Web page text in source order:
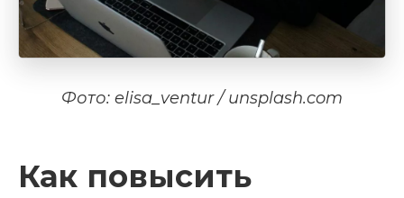
Фото: elisa_ventur / unsplash.com
Как повысить